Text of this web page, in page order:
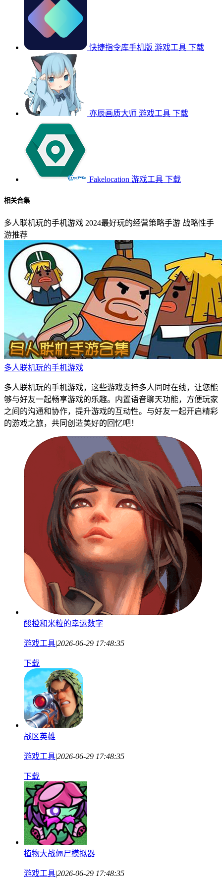
快捷指令库手机版 游戏工具 下载
亦辰画质大师 游戏工具 下载
Fakelocation 游戏工具 下载
相关合集
多人联机玩的手机游戏 2024最好玩的经营策略手游 战略性手
游推荐
多人联机玩的手机游戏
多人联机玩的手机游戏，这些游戏支持多人同时在线，让您能
够与好友一起畅享游戏的乐趣。内置语音聊天功能，方便玩家
之间的沟通和协作，提升游戏的互动性。与好友一起开启精彩
的游戏之旅，共同创造美好的回忆吧！
酸橙和米粒的幸运数字
游戏工具|2026-06-29 17:48:35
下载
战区英雄
游戏工具|2026-06-29 17:48:35
下载
植物大战僵尸模拟器
游戏工具|2026-06-29 17:48:35